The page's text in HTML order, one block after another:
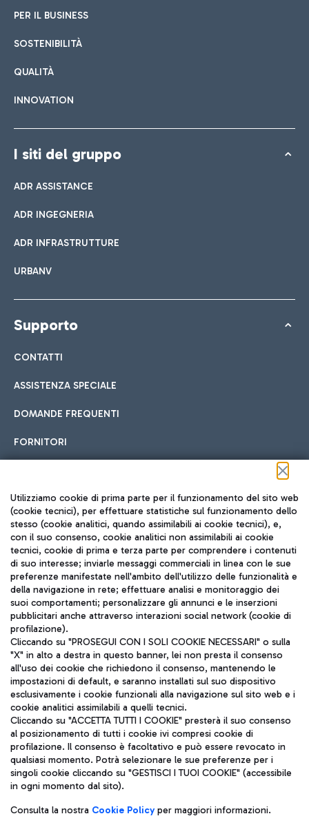
PER IL BUSINESS
SOSTENIBILITÀ
QUALITÀ
INNOVATION
I siti del gruppo
ADR ASSISTANCE
ADR INGEGNERIA
ADR INFRASTRUTTURE
URBANV
Supporto
CONTATTI
ASSISTENZA SPECIALE
DOMANDE FREQUENTI
FORNITORI
Seguici sui social
TRAVEL JOURNAL
ITA
Aeroporti di Roma S.p.A. - Società soggetta a direzione e
coordinamento di Mundys S.p.A.
Codice fiscale e Registro delle Imprese di Roma 13032990155 P.
IVA 06572251004
Capitale sociale 62.224.743,00 int. vers.
Sede legale: Via Pier Paolo Racchetti 1 - 00054 Fiumicino (RM)
telefono +39 06 65951
Privacy policy
Note legali
Utilizziamo cookie di prima parte per il funzionamento del sito web
(cookie tecnici), per effettuare statistiche sul funzionamento dello
stesso (cookie analitici, quando assimilabili ai cookie tecnici), e,
con il suo consenso, cookie analitici non assimilabili ai cookie
tecnici, cookie di prima e terza parte per comprendere i contenuti
di suo interesse; inviarle messaggi commerciali in linea con le sue
preferenze manifestate nell'ambito dell'utilizzo delle funzionalità e
della navigazione in rete; effettuare analisi e monitoraggio dei
suoi comportamenti; personalizzare gli annunci e le inserzioni
pubblicitari anche attraverso interazioni social network (cookie di
profilazione).
Cliccando su "PROSEGUI CON I SOLI COOKIE NECESSARI" o sulla
"X" in alto a destra in questo banner, lei non presta il consenso
all'uso dei cookie che richiedono il consenso, mantenendo le
impostazioni di default, e saranno installati sul suo dispositivo
esclusivamente i cookie funzionali alla navigazione sul sito web e i
cookie analitici assimilabili a quelli tecnici.
Cliccando su "ACCETTA TUTTI I COOKIE" presterà il suo consenso
al posizionamento di tutti i cookie ivi compresi cookie di
profilazione. Il consenso è facoltativo e può essere revocato in
qualsiasi momento. Potrà selezionare le sue preferenze per i
singoli cookie cliccando su "GESTISCI I TUOI COOKIE" (accessibile
in ogni momento dal sito).
Consulta la nostra Cookie Policyper maggiori informazioni.